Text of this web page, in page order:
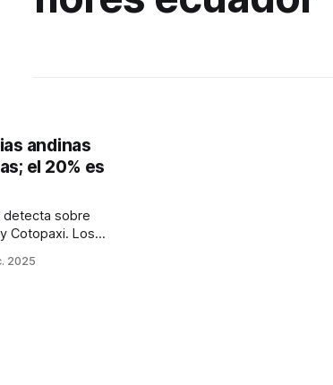
andinas
el 20% es
detecta sobre
Cotopaxi. Los
La
2025